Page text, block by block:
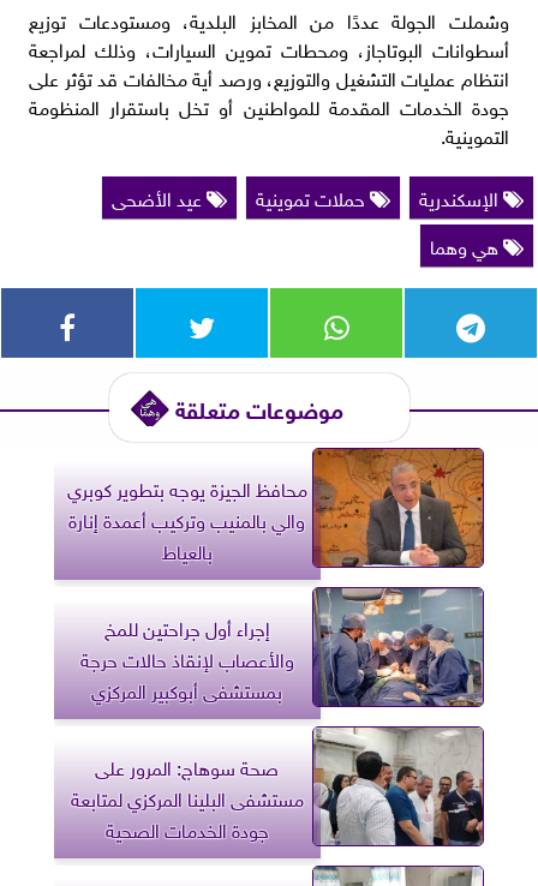
وشملت الجولة عددًا من المخابز البلدية، ومستودعات توزيع
أسطوانات البوتاجاز، ومحطات تموين السيارات، وذلك لمراجعة
انتظام عمليات التشغيل والتوزيع، ورصد أية مخالفات قد تؤثر على
جودة الخدمات المقدمة للمواطنين أو تخل باستقرار المنظومة
التموينية.
الإسكندرية
حملات تموينية
عيد الأضحى
هي وهما
موضوعات متعلقة
محافظ الجيزة يوجه بتطوير كوبري
والي بالمنيب وتركيب أعمدة إنارة
بالعياط
إجراء أول جراحتين للمخ
والأعصاب لإنقاذ حالات حرجة
بمستشفى أبوكبير المركزي
صحة سوهاج: المرور على
مستشفى البلينا المركزي لمتابعة
جودة الخدمات الصحية